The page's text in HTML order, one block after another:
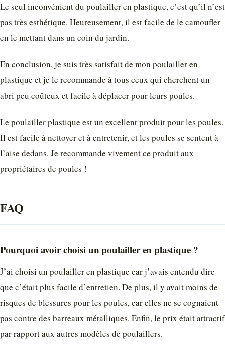
Le seul inconvénient du poulailler en plastique, c’est qu’il n’est
pas très esthétique. Heureusement, il est facile de le camoufler
en le mettant dans un coin du jardin.
En conclusion, je suis très satisfait de mon poulailler en
plastique et je le recommande à tous ceux qui cherchent un
abri peu coûteux et facile à déplacer pour leurs poules.
Le poulailler plastique est un excellent produit pour les poules.
Il est facile à nettoyer et à entretenir, et les poules se sentent à
l’aise dedans. Je recommande vivement ce produit aux
propriétaires de poules !
FAQ
Pourquoi avoir choisi un poulailler en plastique ?
J’ai choisi un poulailler en plastique car j’avais entendu dire
que c’était plus facile d’entretien. De plus, il y avait moins de
risques de blessures pour les poules, car elles ne se cognaient
pas contre des barreaux métalliques. Enfin, le prix était attractif
par rapport aux autres modèles de poulaillers.